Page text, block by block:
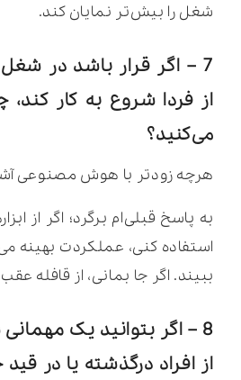
شغل را بیش‌تر نمایان کند.
7 – اگر قرار باشد در
از فردا شروع به کار کند،
می‌کنید؟
هرچه زودتر با هوش مصنوعی
به پاسخ قبلی‌ام برگرد؛ اگر از
استفاده کنی، عملکردت بهینه
ببیند. اگر جا بمانی، از قافله
8 – اگر بتوانید یک
از افراد درگذشته یا در